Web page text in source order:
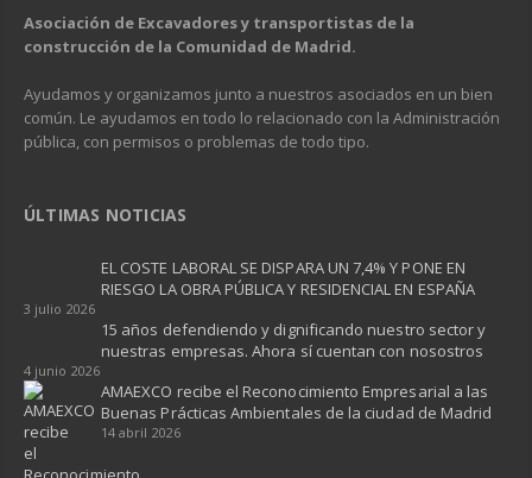
Asociación de Excavadores y transportistas de la
construcción de la Comunidad de Madrid.
Ayudamos y organizamos junto a nuestros asociados en un bien
común. Le ayudamos en todo lo relacionado con la Administración
pública, con permisos o problemas de todo tipo.
ÚLTIMAS NOTICIAS
EL COSTE LABORAL SE DISPARA UN 7,4% Y PONE EN
RIESGO LA OBRA PÚBLICA Y RESIDENCIAL EN ESPAÑA ​
3 julio 2026
15 años defendiendo y dignificando nuestro sector y
nuestras empresas. Ahora sí cuentan con nosostros
4 junio 2026
AMAEXCO recibe el Reconocimiento Empresarial a las
Buenas Prácticas Ambientales de la ciudad de Madrid
14 abril 2026